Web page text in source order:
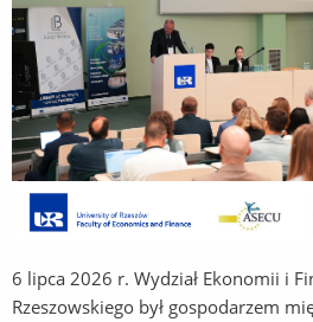
6 lipca 2026 r. Wydział Ekonomii i
Rzeszowskiego był gospodarzem